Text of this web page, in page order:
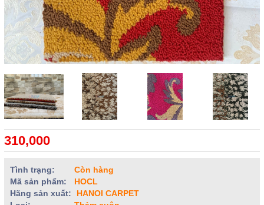
310,000
Tình trạng:
Còn hàng
Mã sản phẩm:
HOCL
Hãng sản xuất:
HANOI CARPET